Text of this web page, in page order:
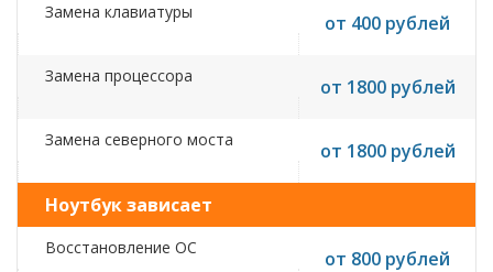
Замена клавиатуры от 400 рублей
Замена процессора от 1800 рублей
Замена северного моста от 1800 рублей
Ноутбук зависает
Восстановление ОС от 800 рублей